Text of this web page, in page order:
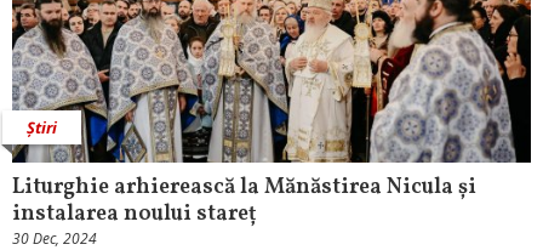
Știri
Liturghie arhierească la Mănăstirea Nicula și
instalarea noului stareț
30 Dec, 2024